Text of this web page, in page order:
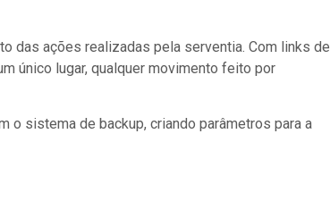
das ações realizadas pela serventia. Com links de
único lugar, qualquer movimento feito por
o sistema de backup, criando parâmetros para a